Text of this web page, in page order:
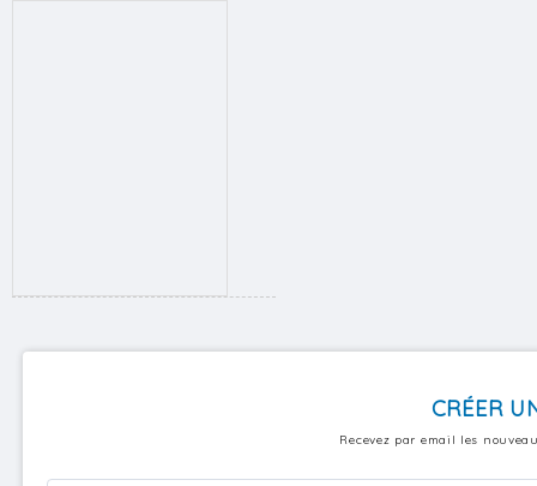
CRÉER
Recevez par email les